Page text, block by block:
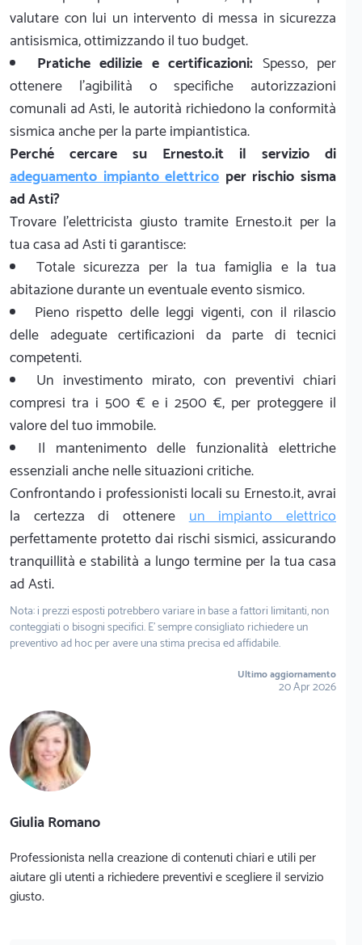
valutare con lui un intervento di messa in sicurezza
antisismica, ottimizzando il tuo budget.
Pratiche edilizie e certificazioni: Spesso, per
ottenere l'agibilità o specifiche autorizzazioni
comunali ad Asti, le autorità richiedono la conformità
sismica anche per la parte impiantistica.
Perché cercare su Ernesto.it il servizio di
adeguamento impianto elettricoper rischio sisma
ad Asti?
Trovare l'elettricista giusto tramite Ernesto.it per la
tua casa ad Asti ti garantisce:
Totale sicurezza per la tua famiglia e la tua
abitazione durante un eventuale evento sismico.
Pieno rispetto delle leggi vigenti, con il rilascio
delle adeguate certificazioni da parte di tecnici
competenti.
Un investimento mirato, con preventivi chiari
compresi tra i 500 € e i 2500 €, per proteggere il
valore del tuo immobile.
Il mantenimento delle funzionalità elettriche
essenziali anche nelle situazioni critiche.
Confrontando i professionisti locali su Ernesto.it, avrai
la certezza di ottenereun impianto elettrico
perfettamente protetto dai rischi sismici, assicurando
tranquillità e stabilità a lungo termine per la tua casa
ad Asti.
Nota: i prezzi esposti potrebbero variare in base a fattori limitanti, non
conteggiati o bisogni specifici. E' sempre consigliato richiedere un
preventivo ad hoc per avere una stima precisa ed affidabile.
Ultimo aggiornamento
20 Apr 2026
Giulia Romano
Professionista nella creazione di contenuti chiari e utili per
aiutare gli utenti a richiedere preventivi e scegliere il servizio
giusto.